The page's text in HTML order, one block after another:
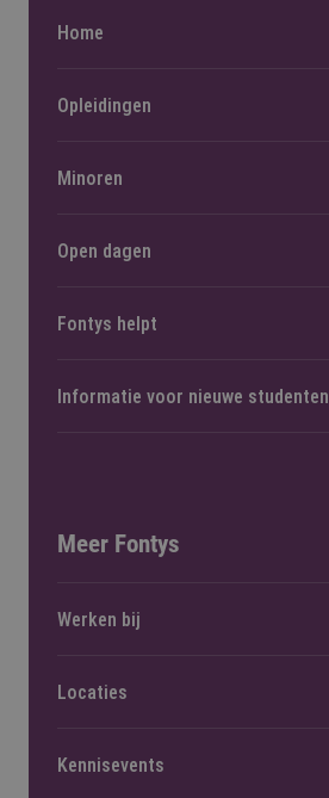
Home
Opleidingen
Minoren
Open dagen
Fontys helpt
Informatie voor nieuwe studenten
Meer Fontys
Werken bij
Locaties
Kennisevents